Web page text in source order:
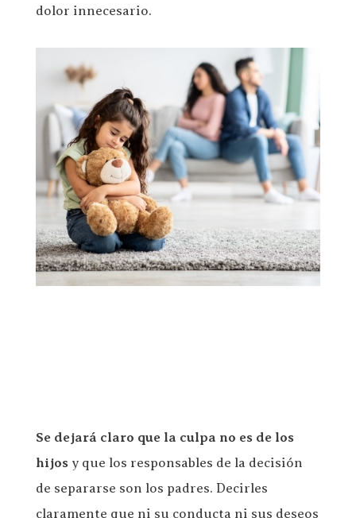
dolor innecesario.
Se dejará claro que la culpa no es de los
hijosy que los responsables de la decisión
de separarse son los padres. Decirles
claramente que ni su conducta ni sus deseos